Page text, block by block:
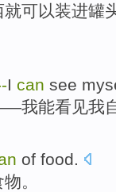
就可以装进罐
-I can see
我能看见我
of food.
物。